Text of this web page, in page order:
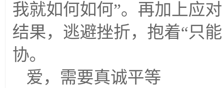
我就如何如何”。再加上应
结果，逃避挫折，抱着“只
协。
爱，需要真诚平等